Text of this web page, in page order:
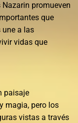
promueven
que
une a las
vidas que
paisaje
magia, pero los
vistas a través